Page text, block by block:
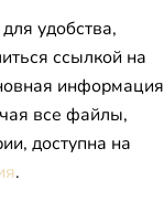
удобства,
ссылкой на
информация
все файлы,
доступна на
.